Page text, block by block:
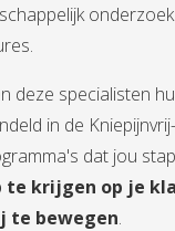
deze specialisten
in de
dat jou
te krijgen op je
te bewegen.